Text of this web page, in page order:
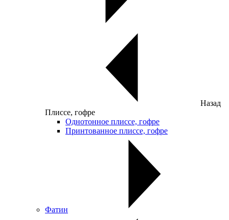
Назад
Плиссе, гофре
Однотонное плиссе, гофре
Принтованное плиссе, гофре
Фатин